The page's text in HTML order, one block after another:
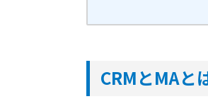
CRMとMAと